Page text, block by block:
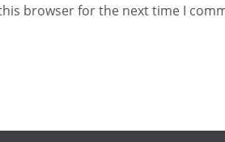
browser for the next time I